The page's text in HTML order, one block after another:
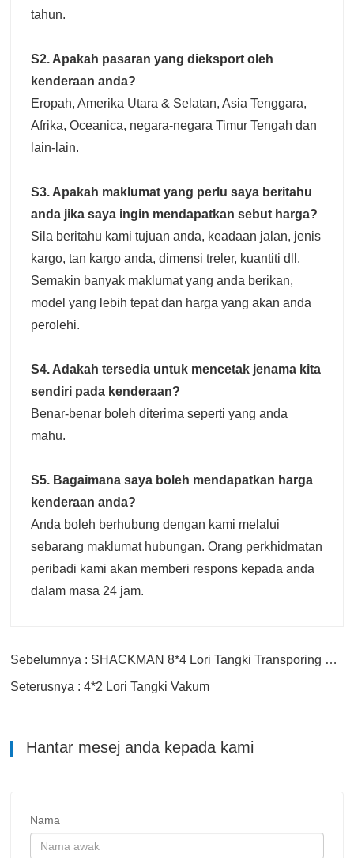
tahun.
S2. Apakah pasaran yang dieksport oleh
kenderaan anda?
Eropah, Amerika Utara & Selatan, Asia Tenggara,
Afrika, Oceanica, negara-negara Timur Tengah dan
lain-lain.
S3. Apakah maklumat yang perlu saya beritahu
anda jika saya ingin mendapatkan sebut harga?
Sila beritahu kami tujuan anda, keadaan jalan, jenis
kargo, tan kargo anda, dimensi treler, kuantiti dll.
Semakin banyak maklumat yang anda berikan,
model yang lebih tepat dan harga yang akan anda
perolehi.
S4. Adakah tersedia untuk mencetak jenama kita
sendiri pada kenderaan?
Benar-benar boleh diterima seperti yang anda
mahu.
S5. Bagaimana saya boleh mendapatkan harga
kenderaan anda?
Anda boleh berhubung dengan kami melalui
sebarang maklumat hubungan. Orang perkhidmatan
peribadi kami akan memberi respons kepada anda
dalam masa 24 jam.
Sebelumnya : SHACKMAN 8*4 Lori Tangki Transporing Bahan Api
Seterusnya : 4*2 Lori Tangki Vakum
Hantar mesej anda kepada kami
Nama